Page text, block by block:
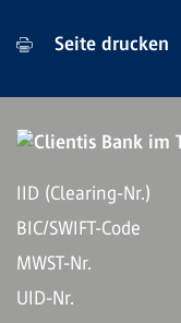
Seite drucken
IID (Clearing-Nr.)
BIC/SWIFT-Code
MWST-Nr.
UID-Nr.